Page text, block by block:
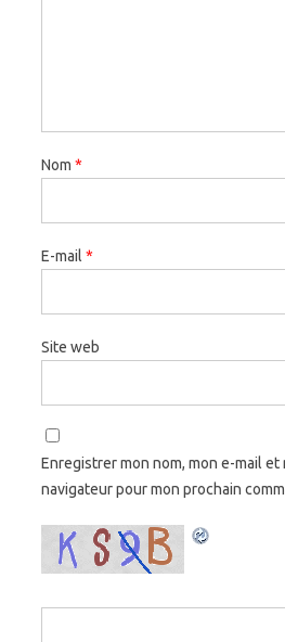
Nom *
E-mail *
Site web
Enregistrer mon nom, mon e-mail et
navigateur pour mon prochain